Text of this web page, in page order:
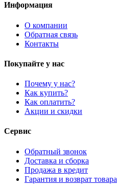
Информация
О компании
Обратная связь
Контакты
Покупайте у нас
Почему у нас?
Как купить?
Как оплатить?
Акции и скидки
Сервис
Обратный звонок
Доставка и сборка
Продажа в кредит
Гарантия и возврат товара